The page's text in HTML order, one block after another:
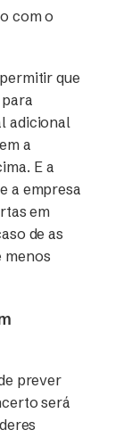
com o
que
adicional
a
E a
a empresa
em
de as
menos
prever
será